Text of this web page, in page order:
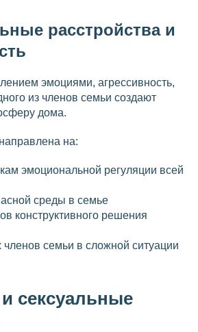
расстройства и
эмоциями, агрессивность,
из членов семьи создают
дома.
на:
эмоциональной регуляции всей
среды в семье
конструктивного решения
членов семьи в сложной ситуации
сексуальные